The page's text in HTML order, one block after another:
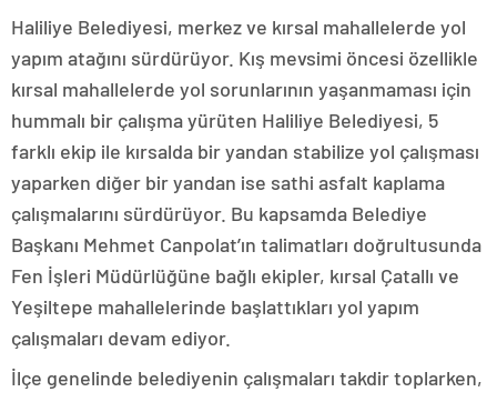
Haliliye Belediyesi, merkez ve kırsal mahallelerde yol
yapım atağını sürdürüyor. Kış mevsimi öncesi özellikle
kırsal mahallelerde yol sorunlarının yaşanmaması için
hummalı bir çalışma yürüten Haliliye Belediyesi, 5
farklı ekip ile kırsalda bir yandan stabilize yol çalışması
yaparken diğer bir yandan ise sathi asfalt kaplama
çalışmalarını sürdürüyor. Bu kapsamda Belediye
Başkanı Mehmet Canpolat’ın talimatları doğrultusunda
Fen İşleri Müdürlüğüne bağlı ekipler, kırsal Çatallı ve
Yeşiltepe mahallelerinde başlattıkları yol yapım
çalışmaları devam ediyor.
İlçe genelinde belediyenin çalışmaları takdir toplarken,